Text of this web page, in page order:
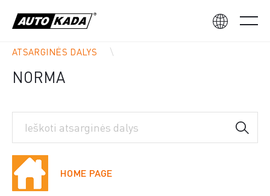
ATSARGINĖS DALYS
NORMA
HOME PAGE